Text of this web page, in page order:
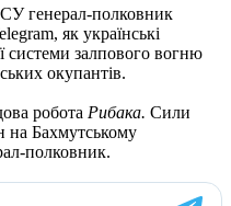
генерал-полковник
як українські
системи залпового вогню
окупантів.
робота Рибака. Сили
на Бахмутському
полковник.